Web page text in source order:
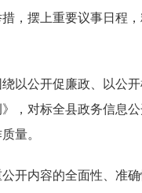
，摆上重要议事日程
以公开促廉政、以公开
，对标全县政务信息
量。
开内容的全面性、准确